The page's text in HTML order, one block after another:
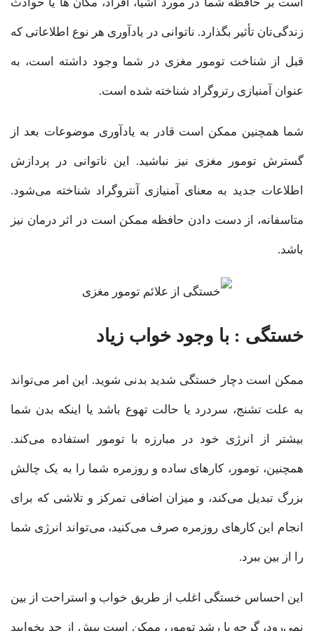
است بر حافظه شما در مورد اشیا، افراد، مکان ها یا حوادث
زندگی‌تان تأثیر بگذارد. ناتوانی در یادآوری هر نوع اطلاعاتی که
قبل از شناخت تومور مغزی در شما وجود داشته است، به
عنوان آمنیازی رتروگراد شناخته شده است.
شما همچنین ممکن است قادر به یادآوری موضوعات بعد از
گسترش تومور مغزی نیز نباشید. این ناتوانی در پردازش
اطلاعات جدید به معنای آمنیازی آنتروگراد شناخته می‌شود.
متاسفانه، از دست دادن حافظه ممکن است در اثر درمان نیز
باشد.
خستگی : با وجود خواب زیاد
ممکن است دچار خستگی شدید بدنی شوید. این امر می‌تواند
به علت تشنج، سردرد یا حالت تهوع باشد یا اینکه بدن شما
بیشتر از انرژی خود در مبارزه با تومور استفاده می‌کند.
همچنین، تومور، کارهای ساده و روزمره شما را به یک چالش
بزرگ تبدیل می‌کند، و میزان اضافی تمرکز و تلاشی که برای
انجام این کارهای روزمره صرف می‌کنید، می‌تواند انرژی شما
را از بین ببرد.
این احساس خستگی اغلب از طریق خواب و استراحت از بین
نمی‌رود، گرچه با رشد تومور، ممکن است بیش از حد بخوابید